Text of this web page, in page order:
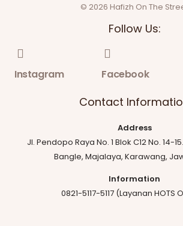
© 2026 Hafizh On The
Follow Us:
Instagram Facebook
Contact
Address
Jl. Pendopo Raya No. 1 Blok C12 No. 14-
Bangle, Majalaya, Karawang,
Information
0821-5117-5117 (Layanan HOTS